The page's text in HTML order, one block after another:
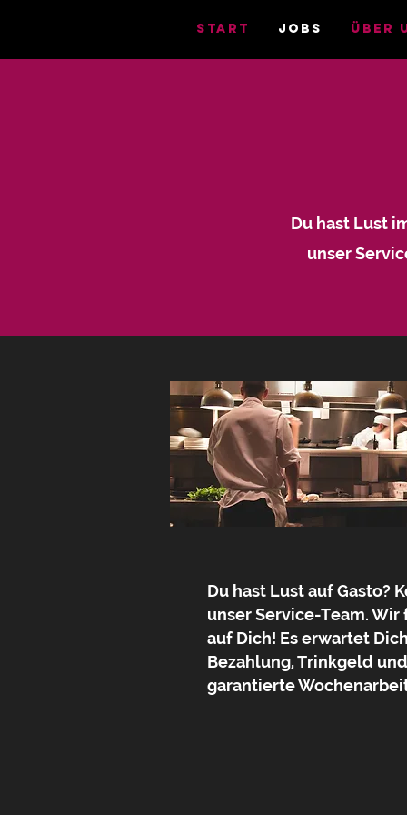
START Jobs ÜBER
Du hast Lust
unser
Du hast Lust auf Gasto?
unser Service-Team. Wir
auf Dich! Es erwartet
Bezahlung, Trinkgeld und
garantierte